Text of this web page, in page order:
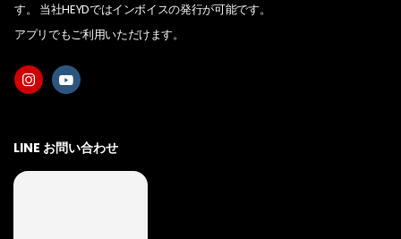
す。 当社HEYDではインボイスの発行が可能です。
アプリでもご利用いただけます。
LINE お問い合わせ